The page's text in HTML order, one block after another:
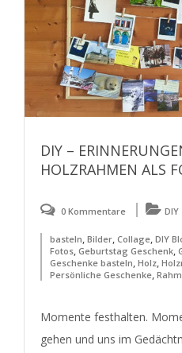
DIY –
HOLZRAHMEN ALS
0 Kommentare DIY
basteln,Bilder,Collage,DIY
Fotos,Geburtstag Geschenk,
Geschenke basteln,Holz,
Persönliche Geschenke,
Momente festhalten.
gehen und uns im